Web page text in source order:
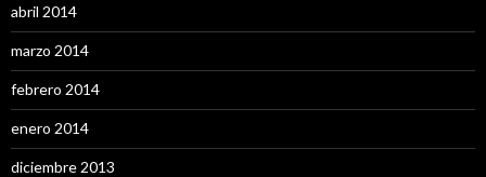
abril 2014
marzo 2014
febrero 2014
enero 2014
diciembre 2013